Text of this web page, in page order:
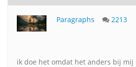
Paragraphs 2213
ik doe het omdat het anders bij mij